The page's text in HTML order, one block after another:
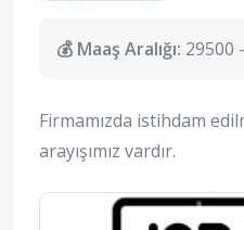
💰 Maaş Aralığı: 29500
Firmamızda istihdam
arayışımız vardır.